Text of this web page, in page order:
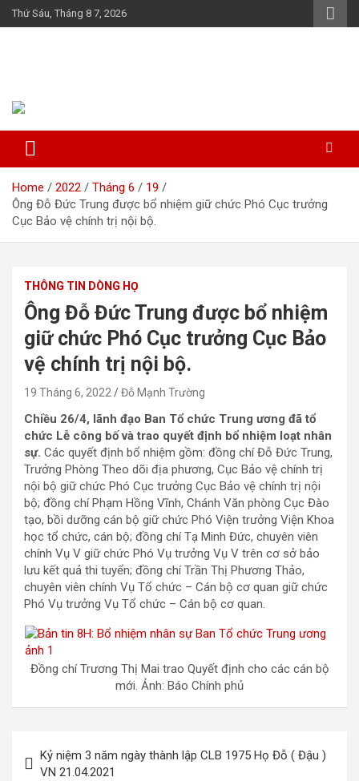
Skip
to
Thứ Sáu, Tháng 8 7, 2026
Home 2022 Tháng 6
19
Ông Đỗ Đức Trung được bổ nhiệm giữ chức Phó Cục trưởng
Cục Bảo vệ chính trị nội bộ.
THÔNG TIN DÒNG HỌ
Ông Đỗ Đức Trung được bổ nhiệm
giữ chức Phó Cục trưởng Cục Bảo
vệ chính trị nội bộ.
19 Tháng 6, 2022 Đỗ Mạnh Trường
Chiều 26/4, lãnh đạo Ban Tổ chức Trung ương đã tổ
chức Lễ công bố và trao quyết định bổ nhiệm loạt nhân
sự. Các quyết định bổ nhiệm gồm: đồng chí Đỗ Đức Trung,
Trưởng Phòng Theo dõi địa phương, Cục Bảo vệ chính trị
nội bộ giữ chức Phó Cục trưởng Cục Bảo vệ chính trị nội
bộ; đồng chí Phạm Hồng Vĩnh, Chánh Văn phòng Cục Đào
tạo, bồi dưỡng cán bộ giữ chức Phó Viện trưởng Viện Khoa
học tổ chức, cán bộ; đồng chí Tạ Minh Đức, chuyên viên
chính Vụ V giữ chức Phó Vụ trưởng Vụ V trên cơ sở bảo
lưu kết quả thi tuyển; đồng chí Trần Thị Phương Thảo,
chuyên viên chính Vụ Tổ chức – Cán bộ cơ quan giữ chức
Phó Vụ trưởng Vụ Tổ chức – Cán bộ cơ quan.
Đồng chí Trương Thị Mai trao Quyết định cho các cán bộ
mới. Ảnh: Báo Chính phủ
Điều
hướng
Kỷ niệm 3 năm ngày thành lập CLB 1975 Họ Đỗ ( Đậu )
VN 21.04.2021